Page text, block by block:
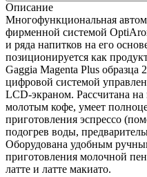
Описание
Многофункциональная
фирменной системой
и ряда напитков на его
позиционируется как
Gaggia Magenta Plus образца
цифровой системой
LCD-экраном. Рассчитана
молотым кофе, умеет
приготовления эспрессо
подогрев воды,
Оборудована удобным
приготовления молочной
латте и латте макиато.